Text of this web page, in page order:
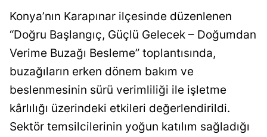
Balıkesir
Bilecik
Bingöl
Bitlis
Bolu
Konya’nın Karapınar ilçesinde düzenlenen
“Doğru Başlangıç, Güçlü Gelecek – Doğumdan
Verime Buzağı Besleme” toplantısında,
buzağıların erken dönem bakım ve
beslenmesinin sürü verimliliği ile işletme
kârlılığı üzerindeki etkileri değerlendirildi.
Sektör temsilcilerinin yoğun katılım sağladığı